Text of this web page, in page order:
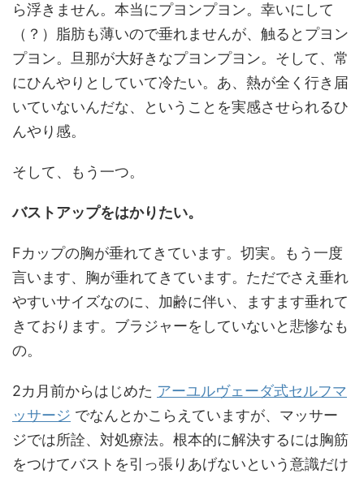
ら浮きません。本当にプヨンプヨン。幸いにして
（？）脂肪も薄いので垂れませんが、触るとプヨン
プヨン。旦那が大好きなプヨンプヨン。そして、常
にひんやりとしていて冷たい。あ、熱が全く行き届
いていないんだな、ということを実感させられるひ
んやり感。
そして、もう一つ。
バストアップをはかりたい。
Fカップの胸が垂れてきています。切実。もう一度
言います、胸が垂れてきています。ただでさえ垂れ
やすいサイズなのに、加齢に伴い、ますます垂れて
きております。ブラジャーをしていないと悲惨なも
の。
2カ月前からはじめた アーユルヴェーダ式セルフマ
ッサージ でなんとかこらえていますが、マッサー
ジでは所詮、対処療法。根本的に解決するには胸筋
をつけてバストを引っ張りあげないという意識だけ